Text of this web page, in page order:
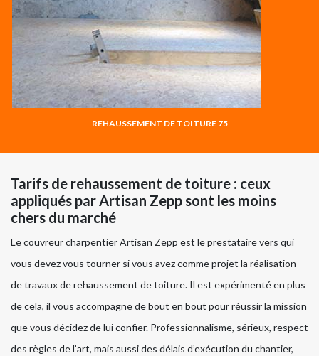
REHAUSSEMENT DE TOITURE 75
Tarifs de rehaussement de toiture : ceux
appliqués par Artisan Zepp sont les moins
chers du marché
Le couvreur charpentier Artisan Zepp est le prestataire vers qui
vous devez vous tourner si vous avez comme projet la réalisation
de travaux de rehaussement de toiture. Il est expérimenté en plus
de cela, il vous accompagne de bout en bout pour réussir la mission
que vous décidez de lui confier. Professionnalisme, sérieux, respect
des règles de l’art, mais aussi des délais d’exécution du chantier,